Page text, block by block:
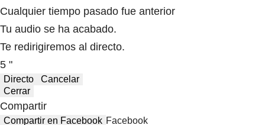
Cualquier tiempo pasado fue anterior
Tu audio se ha acabado.
Te redirigiremos al directo.
5 "
Directo
Cancelar
Cerrar
Compartir
Compartir en Facebook Facebook